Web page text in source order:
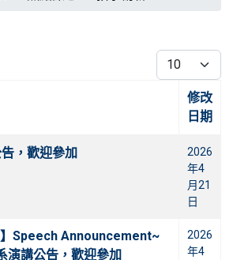
每頁顯示條數
修改
日期
，歡迎參加
2026
年4
月21
日
】Speech Announcement~
演講公告，歡迎參加
2026
年4